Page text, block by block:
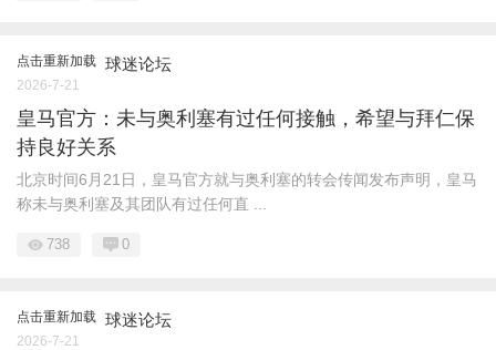
点击重新加载 球迷论坛
2026-7-21
皇马官方：未与奥利塞有过任何接触，希望与拜仁保
持良好关系
北京时间6月21日，皇马官方就与奥利塞的转会传闻发布声明，皇马
称未与奥利塞及其团队有过任何直 ...
738 0
点击重新加载 球迷论坛
2026-7-21